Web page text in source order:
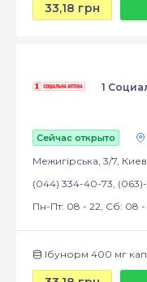
33,18 грн
1
Сейчас открыто
Межигірська, 3/7, Киев
(044) 334-40-73,
Пн-Пт: 08 - 22, Сб: 08 -
Ібунорм 400 мг